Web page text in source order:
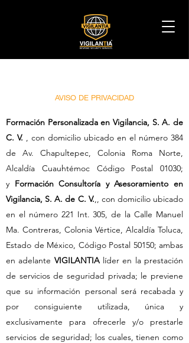
AVISO DE PRIVACIDAD
Formación Personalizada en Vigilancia, S. A. de
C. V. , con domicilio ubicado en el número 384
de Av. Chapultepec, Colonia Roma Norte,
Alcaldía Cuauhtémoc Código Postal 01030;
y Formación Consultoría y Asesoramiento en
Vigilancia, S. A. de C. V.,, con domicilio ubicado
en el número 221 Int. 305, de la Calle Manuel
Ma. Contreras, Colonia Vértice, Alcaldía Toluca,
Estado de México, Código Postal 50150; ambas
en adelante VIGILANTIAlíder en la prestación
de servicios de seguridad privada; le previene
que su información personal será recabada y
por consiguiente utilizada, única y
exclusivamente para ofrecerle y/o prestarle
servicios de seguridad; los cuales, tienen como